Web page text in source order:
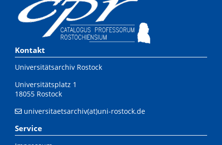
Kontakt
Universitätsarchiv Rostock
Universitätsplatz 1
18055 Rostock
universitaetsarchiv(at)uni-rostock.de
Service